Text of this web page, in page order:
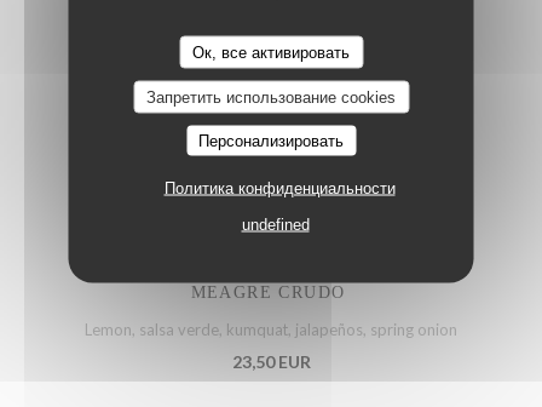
Ок, все активировать
Запретить использование cookies
Персонализировать
Политика конфиденциальности
undefined
22,50 EUR
SEARED TUNA WITH BLACK PEPPER
MEAGRE CRUDO
Lemon, salsa verde, kumquat, jalapeños, spring onion
23,50 EUR